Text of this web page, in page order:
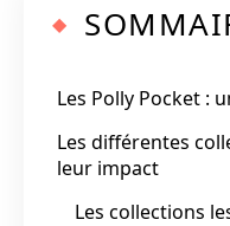
Les Polly Pocket :
Les différentes
leur impact
Les collections